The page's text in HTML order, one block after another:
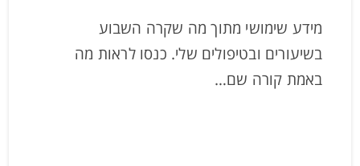
מידע שימושי מתוך מה שקרה השבוע
בשיעורים ובטיפולים שלי. כנסו לראות מה
באמת קורה שם…